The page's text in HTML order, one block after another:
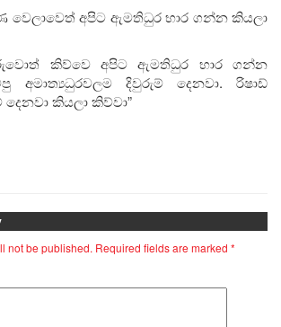
වෙලාවෙත් අපිට ඇමතිධුර භාර ගන්න කියලා
කිව්වෙ අපිට ඇමතිධුර භාර ගන්න
අමාත්‍යධුරවලම දිවුරුම් දෙනවා. රිෂාඩ්
කියලා කිව්වා”
not be published. Required fields are marked *